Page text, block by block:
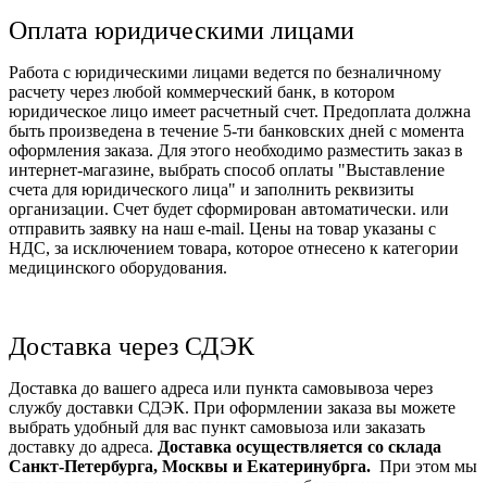
Оплата юридическими лицами
Работа с юридическими лицами ведется по безналичному
расчету через любой коммерческий банк, в котором
юридическое лицо имеет расчетный счет. Предоплата должна
быть произведена в течение 5-ти банковских дней с момента
оформления заказа. Для этого необходимо разместить заказ в
интернет-магазине, выбрать способ оплаты "Выставление
счета для юридического лица" и заполнить реквизиты
организации. Счет будет сформирован автоматически. или
отправить заявку на наш e-mail. Цены на товар указаны с
НДС, за исключением товара, которое отнесено к категории
медицинского оборудования.
Доставка через СДЭК
Доставка до вашего адреса или пункта самовывоза через
службу доставки СДЭК. При оформлении заказа вы можете
выбрать удобный для вас пункт самовыоза или заказать
доставку до адреса. Доставка осуществляется со склада
Санкт-Петербурга, Москвы и Екатеринубрга. При этом мы